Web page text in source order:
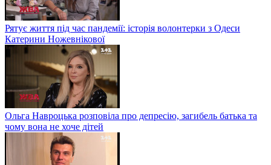
Рятує життя під час пандемії: історія волонтерки з Одеси
Катерини Ножевнікової
Ольга Навроцька розповіла про депресію, загибель батька та
чому вона не хоче дітей